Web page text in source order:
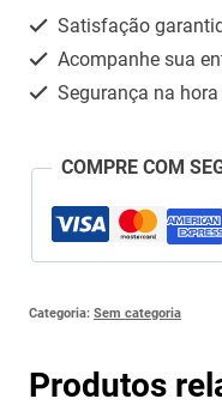
(HIALURONATO
DE
quantidade
Satisfação
Acompanhe sua
Segurança na
COMPRE COM
Categoria: Sem categoria
Produtos